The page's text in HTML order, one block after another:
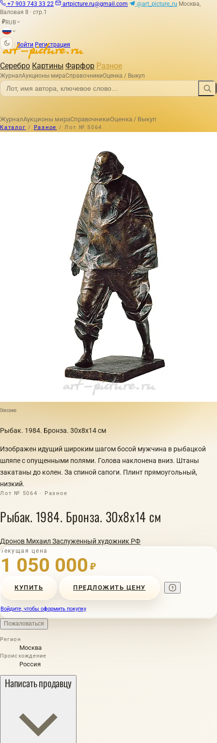
+7 903 743 33 22 artpicture.ru@gmail.com @art_picture_ru Москва,
Валовая 8 · стр.1
₽RUB
Войти Регистрация
Серебро Картины Фарфор Разное
ЖурналАукционы мираСправочникиОценка / Выкуп
ЖурналАукционы мираСправочникиОценка / Выкуп
Каталог / Разное / Лот № 5064
Описание
Рыбак. 1984. Бронза. 30x8x14 см
Изображен идущий широким шагом босой мужчина в рыбацкой
шляпе с опущенными полями. Голова наклонена вниз. Штаны
закатаны до колен. За спиной сапоги. Плинт прямоугольный,
низкий.
Лот № 5064 · Разное
Рыбак. 1984. Бронза. 30x8x14 см
Дронов Михаил Заслуженный художник РФ
Текущая цена
1 050 000 ₽
КУПИТЬ ПРЕДЛОЖИТЬ ЦЕНУ
Войдите, чтобы оформить покупку
Пожаловаться
Регион
Москва
Происхождение
Россия
Написать продавцу